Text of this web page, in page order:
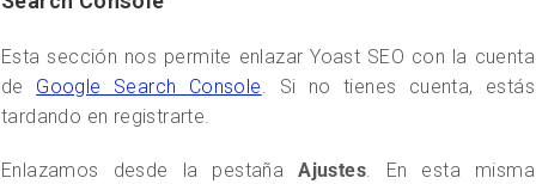
Esta sección nos permite enlazar Yoast SEO con la cuenta
de Google Search Console. Si no tienes cuenta, estás
tardando en registrarte.
Enlazamos desde la pestañaAjustes. En esta misma